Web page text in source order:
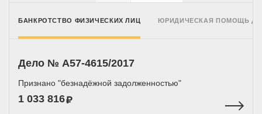
БАНКРОТСТВО ФИЗИЧЕСКИХ ЛИЦ ЮРИДИЧЕСКАЯ ПОМОЩЬ
Дело № A57-4615/2017
Признано "безнадёжной задолженностью"
1 033 816